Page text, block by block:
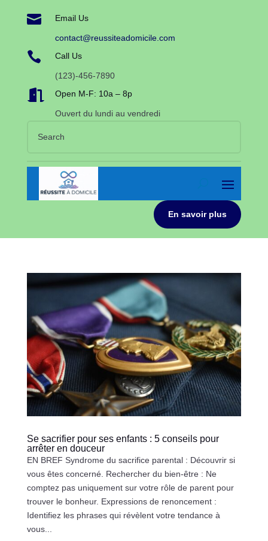
 Email Us
contact@reussiteadomicile.com
 Call Us
(123)-456-7890
 Open M-F: 10a – 8p
Ouvert du lundi au vendredi
En savoir plus
Se sacrifier pour ses enfants : 5 conseils pour
arrêter en douceur
EN BREF Syndrome du sacrifice parental : Découvrir si
vous êtes concerné. Rechercher du bien-être : Ne
comptez pas uniquement sur votre rôle de parent pour
trouver le bonheur. Expressions de renoncement :
Identifiez les phrases qui révèlent votre tendance à
vous...